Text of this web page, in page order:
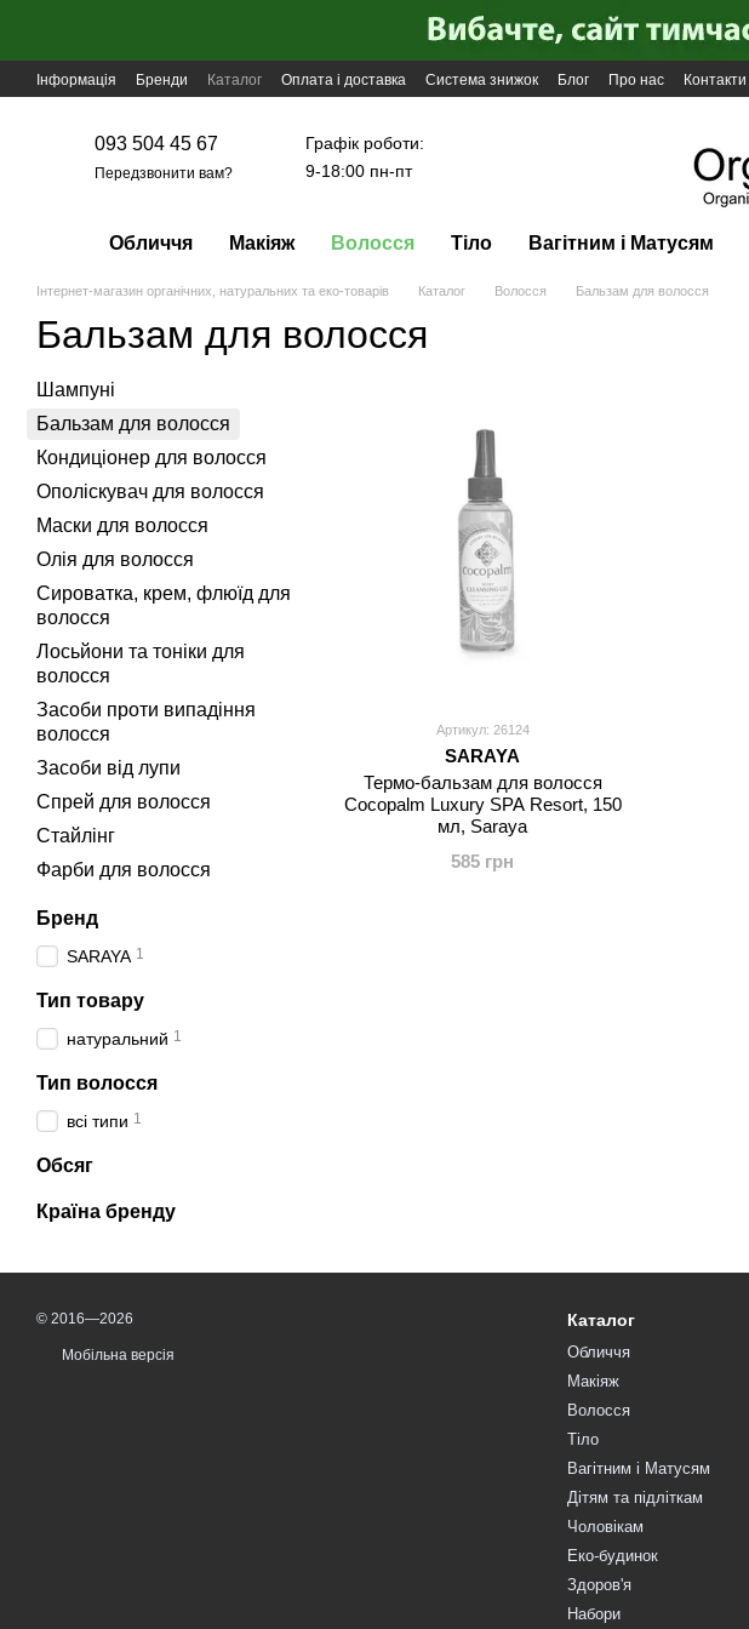
Інформація Бренди Каталог Оплата і доставка Система знижок Блог Про нас Контакти
093 504 45 67
Передзвонити вам?
Графік роботи:
9-18:00 пн-пт
Обличчя Макіяж Волосся Тіло Вагітним і Матусям
Інтернет-магазин органічних, натуральних та еко-товарів Каталог Волосся Бальзам для волосся
Бальзам для волосся
Артикул: 26124
SARAYA
Термо-бальзам для волосся
Cocopalm Luxury SPA Resort, 150
мл, Saraya
585 грн
Шампуні
Бальзам для волосся
Кондиціонер для волосся
Ополіскувач для волосся
Маски для волосся
Олія для волосся
Сироватка, крем, флюїд для
волосся
Лосьйони та тоніки для
волосся
Засоби проти випадіння
волосся
Засоби від лупи
Спрей для волосся
Стайлінг
Фарби для волосся
Бренд
SARAYA 1
Тип товару
натуральний 1
Тип волосся
всі типи 1
Обсяг
Країна бренду
© 2016—2026
Мобільна версія
Каталог
Обличчя
Макіяж
Волосся
Тіло
Вагітним і Матусям
Дітям та підліткам
Чоловікам
Еко-будинок
Здоров'я
Набори